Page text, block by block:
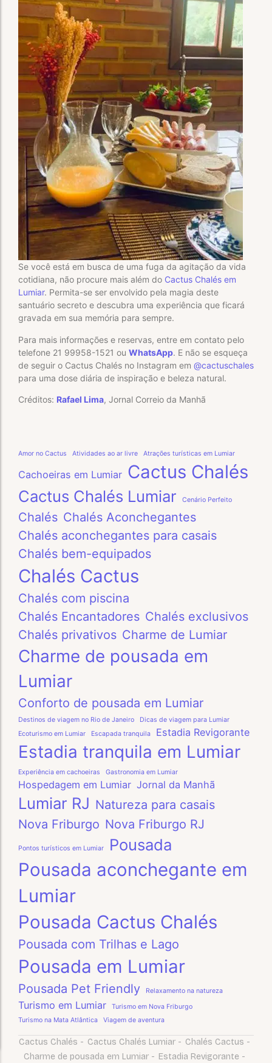
Se você está em busca de uma fuga da agitação da vida
cotidiana, não procure mais além do Cactus Chalés em
Lumiar. Permita-se ser envolvido pela magia deste
santuário secreto e descubra uma experiência que ficará
gravada em sua memória para sempre.
Para mais informações e reservas, entre em contato pelo
telefone 21 99958-1521 ou WhatsApp. E não se esqueça
de seguir o Cactus Chalés no Instagram em @cactuschales
para uma dose diária de inspiração e beleza natural.
Créditos: Rafael Lima, Jornal Correio da Manhã
Amor no Cactus Atividades ao ar livre Atrações turísticas em Lumiar
Cachoeiras em Lumiar Cactus Chalés
Cactus Chalés Lumiar Cenário Perfeito
Chalés Chalés Aconchegantes
Chalés aconchegantes para casais
Chalés bem-equipados
Chalés Cactus
Chalés com piscina
Chalés Encantadores Chalés exclusivos
Chalés privativos Charme de Lumiar
Charme de pousada em
Lumiar
Conforto de pousada em Lumiar
Destinos de viagem no Rio de Janeiro
Dicas de viagem para Lumiar
Ecoturismo em Lumiar
Escapada tranquila Estadia Revigorante
Estadia tranquila em Lumiar
Experiência em cachoeiras Gastronomia em Lumiar
Hospedagem em Lumiar Jornal da Manhã
Lumiar RJ Natureza para casais
Nova Friburgo Nova Friburgo RJ
Pontos turísticos em Lumiar Pousada
Pousada aconchegante em
Lumiar
Pousada Cactus Chalés
Pousada com Trilhas e Lago
Pousada em Lumiar
Pousada Pet Friendly Relaxamento na natureza
Turismo em Lumiar
Turismo em Nova Friburgo
Turismo na Mata Atlântica
Viagem de aventura
Cactus Chalés - Cactus Chalés Lumiar- Chalés Cactus -
Charme de pousada em Lumiar- Estadia Revigorante -